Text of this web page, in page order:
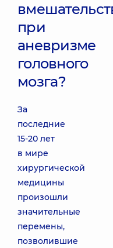
при
аневризме
головного
мозга?
За
последние
15-20 лет
в мире
хирургической
медицины
произошли
значительные
перемены,
позволившие